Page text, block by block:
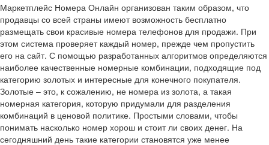
Маркетплейс Номера Онлайн организован таким образом, что
продавцы со всей страны имеют возможность бесплатно
размещать свои красивые номера телефонов для продажи. При
этом система проверяет каждый номер, прежде чем пропустить
его на сайт. С помощью разработанных алгоритмов определяются
наиболее качественные номерные комбинации, подходящие под
категорию золотых и интересные для конечного покупателя.
Золотые – это, к сожалению, не номера из золота, а такая
номерная категория, которую придумали для разделения
комбинаций в ценовой политике. Простыми словами, чтобы
понимать насколько номер хорош и стоит ли своих денег. На
сегодняшний день такие категории становятся уже менее